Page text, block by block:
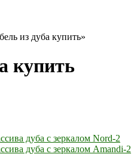
из дуба купить»
купить